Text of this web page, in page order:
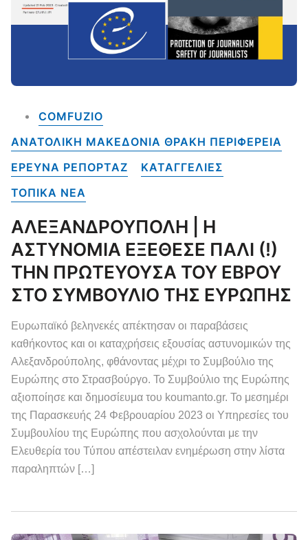
COMFUZIO
ΑΝΑΤΟΛΙΚΗ ΜΑΚΕΔΟΝΙΑ ΘΡΑΚΗ ΠΕΡΙΦΕΡΕΙΑ
ΕΡΕΥΝΑ ΡΕΠΟΡΤΑΖ
ΚΑΤΑΓΓΕΛΙΕΣ
ΤΟΠΙΚΑ NEA
ΑΛΕΞΑΝΔΡΟΥΠΟΛΗ | Η
ΑΣΤΥΝΟΜΙΑ ΕΞΕΘΕΣΕ ΠΑΛΙ (!)
ΤΗΝ ΠΡΩΤΕΥΟΥΣΑ ΤΟΥ ΕΒΡΟΥ
ΣΤΟ ΣΥΜΒΟΥΛΙΟ ΤΗΣ ΕΥΡΩΠΗΣ
Ευρωπαϊκό βεληνεκές απέκτησαν οι παραβάσεις
καθήκοντος και οι καταχρήσεις εξουσίας αστυνομικών της
Αλεξανδρούπολης, φθάνοντας μέχρι το Συμβούλιο της
Ευρώπης στο Στρασβούργο. Το Συμβούλιο της Ευρώπης
αξιοποίησε και δημοσίευμα του koumanto.gr. Το μεσημέρι
της Παρασκευής 24 Φεβρουαρίου 2023 οι Υπηρεσίες του
Συμβουλίου της Ευρώπης που ασχολούνται με την
Ελευθερία του Τύπου απέστειλαν ενημέρωση στην λίστα
παραληπτών […]